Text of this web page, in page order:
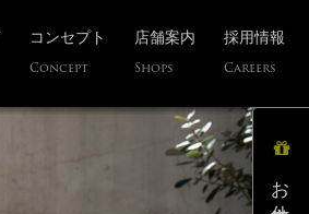
コンセプト
Concept
店舗案内
Shops
採用情報
Careers
お仕立券